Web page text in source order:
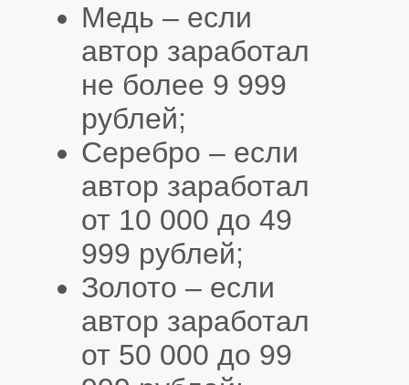
Медь – если
автор заработал
не более 9 999
рублей;
Серебро – если
автор заработал
от 10 000 до 49
999 рублей;
Золото – если
автор заработал
от 50 000 до 99